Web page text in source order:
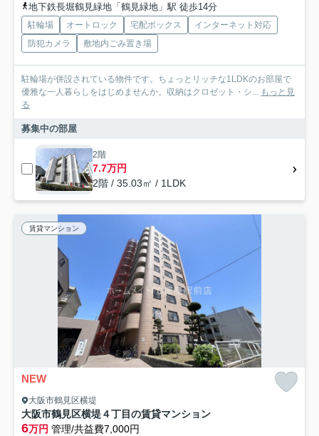
地下鉄長堀鶴見緑地「鶴見緑地」駅 徒歩14分
駐輪場 オートロック 宅配ボックス
インターネット対応
防犯カメラ
敷地内ごみ置き場
駐輪場が併設されている物件です。ちょっとリッチな1LDKのお部屋で
優雅な一人暮らしをはじめませんか。収納はクロゼット・シ...
もっと見
る
募集中の部屋
2階
7.7万円
2階 / 35.03㎡ / 1LDK
賃貸マンション
NEW
大阪市鶴見区横堤
大阪市鶴見区横堤４丁目の賃貸マンション
6万円 管理/共益費7,000円